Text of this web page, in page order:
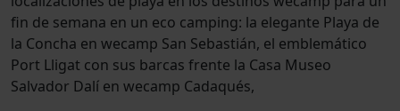
fin de semana en un eco camping: la elegante Playa de
la Concha en wecamp San Sebastián, el emblemático
Port Lligat con sus barcas frente la Casa Museo
Salvador Dalí en wecamp Cadaqués,